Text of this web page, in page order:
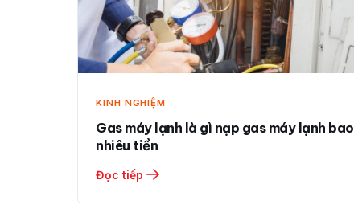
KINH NGHIỆM
Gas máy lạnh là gì nạp gas máy lạnh bao
nhiêu tiền
Đọc tiếp